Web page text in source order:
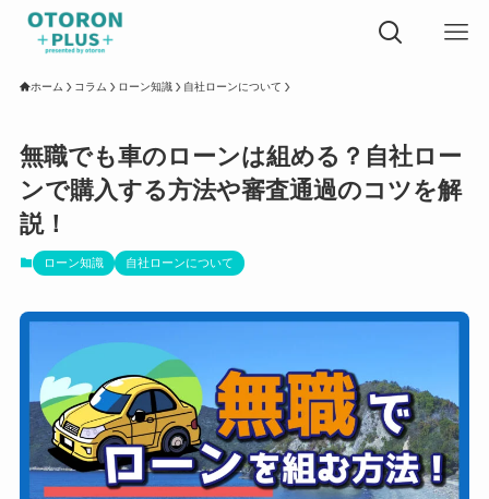
ホーム コラム ローン知識 自社ローンについて
無職でも車のローンは組める？自社ロー
ンで購入する方法や審査通過のコツを解
説！
ローン知識 自社ローンについて